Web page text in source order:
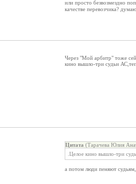
или просто безвозмездно
качестве перевозчика?
Через "Мой арбитр" тоже
кино вышло-три судьи
Цитата (Тарачева Юлия
.Целое кино вышло-три
а потом люди пеняют судьям,